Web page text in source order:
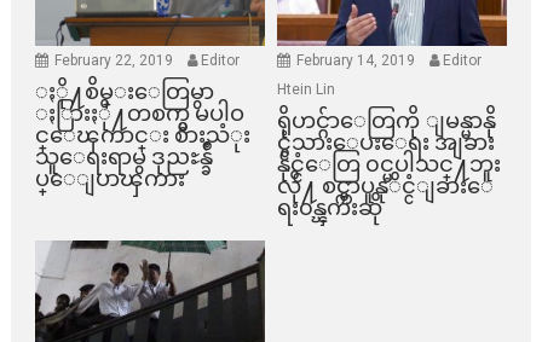
February 22, 2019 Editor
ႏို႔စိမ္းေတြမွာ
ႏြားႏို႔တစက္မွ မပါဝ
င္ေၾကာင္း စားသံုး
သူေရးရာမွ ဒုညႊန္ခ်ဳ
ပ္ေျပာၾကား
February 14, 2019
Editor
Htein Lin
ရိုဟင္ဂ်ာေတြကို ျမန္မာနို
င္ငံသားေပးေရး အျခား
နိုင္ငံေတြ ၀င္မပါသင္႔ဘူး
လို႔ စင္ကာပူနုိင္ငံျခားေ
ရး၀န္ၾကီးဆို